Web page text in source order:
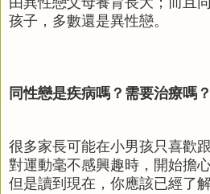
孩子，多數還是異性戀。
同性戀是疾病嗎？需要治療嗎？
很多家長可能在小男孩只喜歡
對運動毫不感興趣時，開始擔
但是讀到現在，你應該已經了